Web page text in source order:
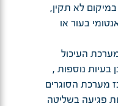
לא תקין,
בעור או
העיכול
בעיות נוספות ,
מערכת הסוגרים
פגיעה בשליטה